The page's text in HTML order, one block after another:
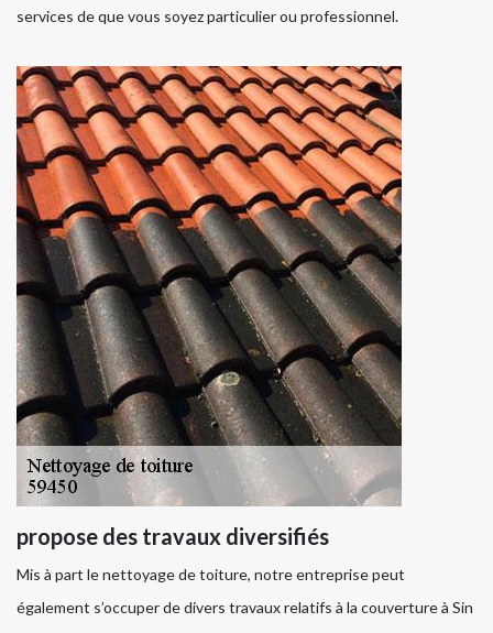
services de que vous soyez particulier ou professionnel.
propose des travaux diversifiés
Mis à part le nettoyage de toiture, notre entreprise peut
également s’occuper de divers travaux relatifs à la couverture à Sin